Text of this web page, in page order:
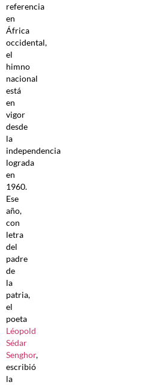
referencia
en
África
occidental,
el
himno
nacional
está
en
vigor
desde
la
independencia
lograda
en
1960.
Ese
año,
con
letra
del
padre
de
la
patria,
el
poeta
Léopold
Sédar
Senghor,
escribió
la